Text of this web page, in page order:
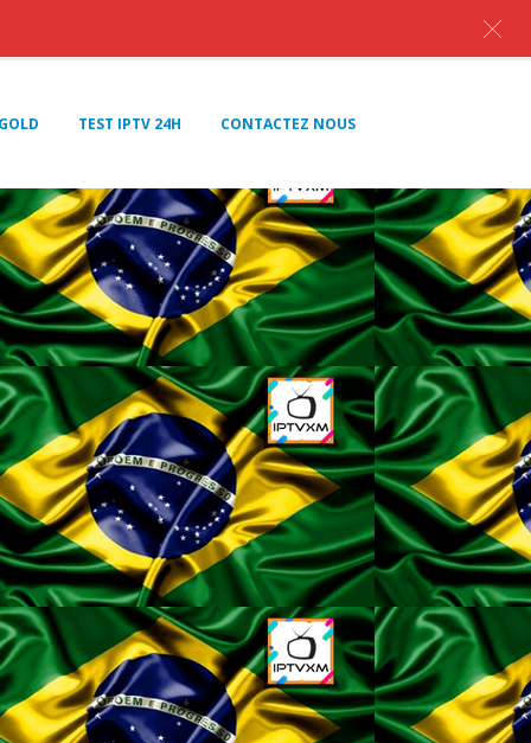
TEST IPTV 24H CONTACTEZ NOUS